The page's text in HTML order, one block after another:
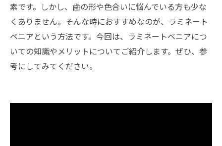
素です。しかし、歯の形や色合いに悩んでいる方も少な
くありません。そんな時におすすめなのが、ラミネート
ベニアという方法です。今回は、ラミネートベニアにつ
いての知識やメリットについてご紹介します。ぜひ、参
考にしてみてください。